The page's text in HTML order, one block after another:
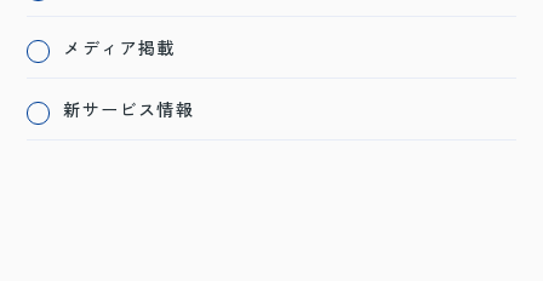
メディア掲載
新サービス情報